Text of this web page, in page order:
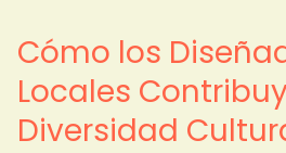
Cómo los
Locales
Diversidad